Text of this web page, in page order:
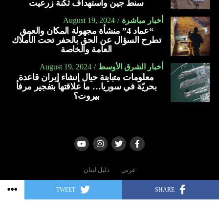
SHARE
TWEET
أسلحة بقيمة تزيد على 23 مليار دولار منذ بدء الحرب في غزة،
في أكتوبر الماضي (2023).
ويواجه بايدن ضغوطا من التقدميين في حزبه الديمقراطي الذين
دعوا إلى وقف تسليم الأسلحة لتل أبيب وسط ارتفاع وتيرة مقتل
المدنيين في غزة، إذ فاق عدد الضحايا 37.600.
العربية
ومن خلال “مانتا راي”، تسعى البحرية الأميركية إلى إنشاء
أسطول هجين، وتزويد البحارة ومشاة البحرية بالآلات الذكية
وأجهزة الاستشعار.
العربية
سنط جين واستهداف ثكنة زرعيت
أخبار مباشرة August 19, 2024
“عماد 4” منشأة مجهولة المكان والعمق
تطرح السؤال عن الحق بالحفر تحت الأملاك
العامة والخاصة
أخبار الشرق الأوسط August 19, 2024
معلومات متباينة حيال إنشاء إيران قاعدة
بحريّة في سوريا… ما علاقتها بتفجير مرفأ
بيروت؟
عربي دليل لبنان